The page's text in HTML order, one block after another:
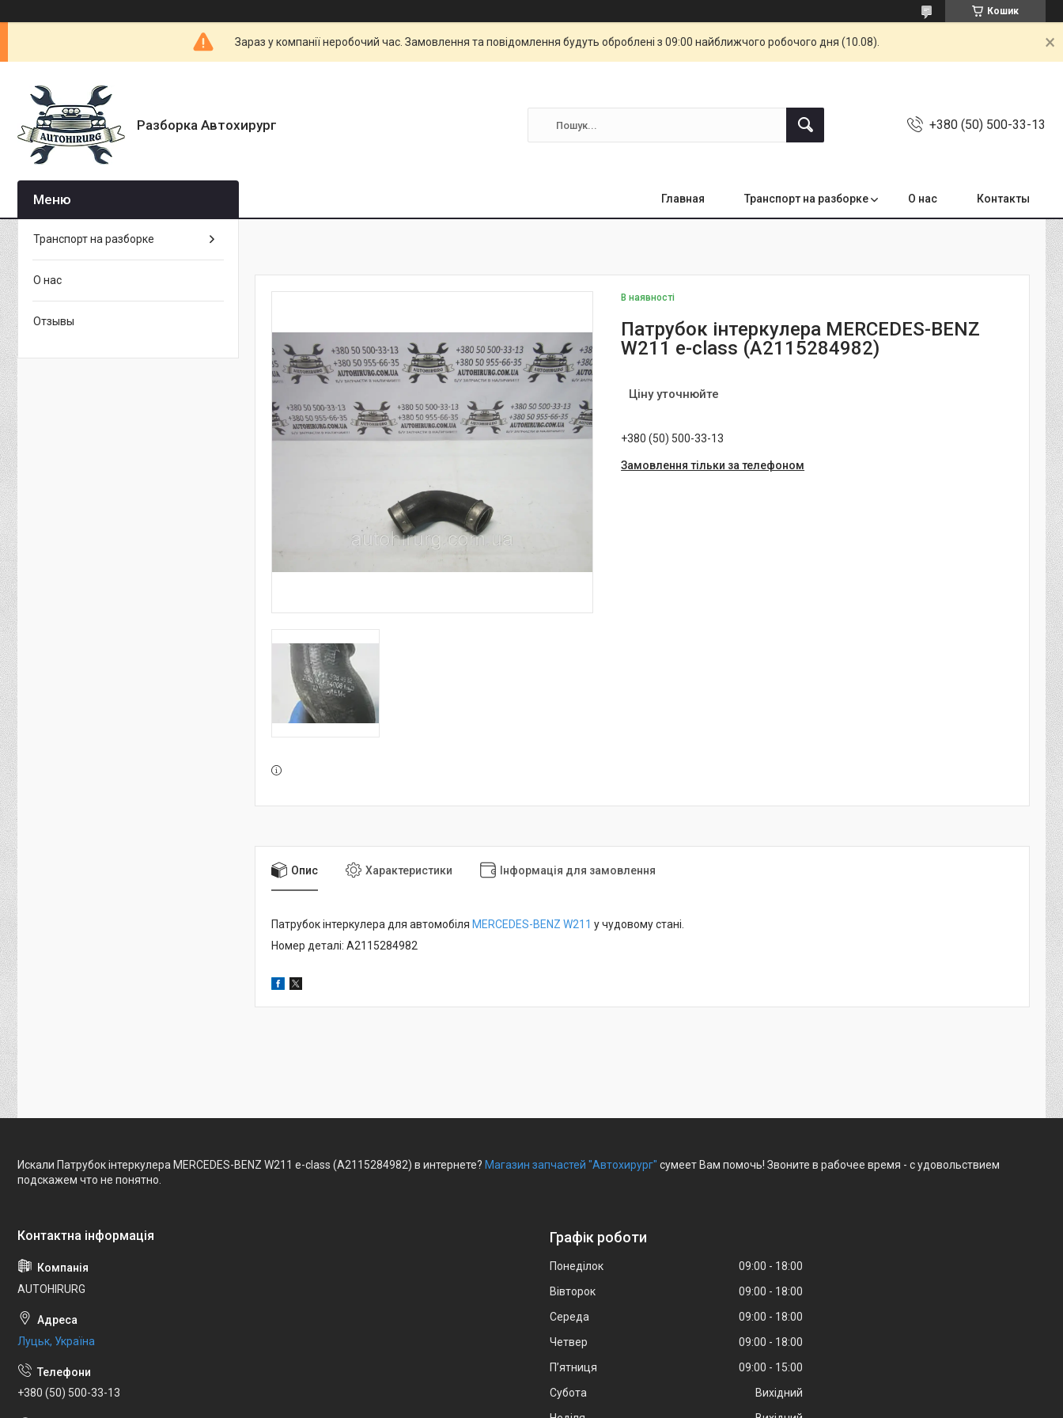
Кошик
Зараз у компанії неробочий час. Замовлення та повідомлення будуть оброблені з 09:00 найближчого робочого дня (10.08).
Разборка Автохирург +380 (50) 500-33-13
Главная Транспорт на разборке О нас Контакты
В наявності
Патрубок інтеркулера MERCEDES-BENZ
W211 e-class (A2115284982)
Ціну уточнюйте
+380 (50) 500-33-13
Замовлення тільки за телефоном
Опис Характеристики Інформація для замовлення
Патрубок інтеркулера для автомобіля MERCEDES-BENZ W211 у чудовому стані.
Номер деталі: A2115284982
Транспорт на разборке
О нас
Отзывы
Искали Патрубок інтеркулера MERCEDES-BENZ W211 e-class (A2115284982) в интернете? Магазин запчастей "Автохирург" сумеет Вам помочь! Звоните в рабочее время - с удовольствием
подскажем что не понятно.
AUTOHIRURG
Луцьк, Україна
+380 (50) 500-33-13
Графік роботи
Понеділок 09:00
18:00
Вівторок
09:00
18:00
Середа
09:00
18:00
Четвер
09:00
18:00
Пʼятниця
09:00
15:00
Субота
Вихідний